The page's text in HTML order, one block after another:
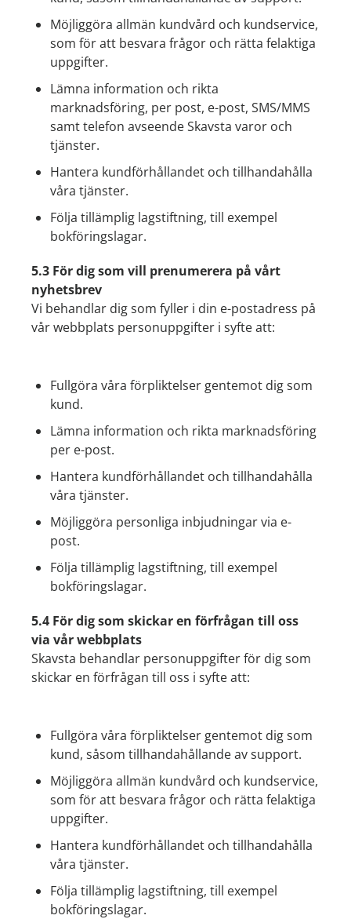
Möjliggöra allmän kundvård och kundservice,
som för att besvara frågor och rätta felaktiga
uppgifter.
Lämna information och rikta
marknadsföring, per post, e-post, SMS/MMS
samt telefon avseende Skavsta varor och
tjänster.
Hantera kundförhållandet och tillhandahålla
våra tjänster.
Följa tillämplig lagstiftning, till exempel
bokföringslagar.
5.3 För dig som vill prenumerera på vårt
nyhetsbrev
Vi behandlar dig som fyller i din e-postadress på
vår webbplats personuppgifter i syfte att:
Fullgöra våra förpliktelser gentemot dig som
kund.
Lämna information och rikta marknadsföring
per e-post.
Hantera kundförhållandet och tillhandahålla
våra tjänster.
Möjliggöra personliga inbjudningar via e-
post.
Följa tillämplig lagstiftning, till exempel
bokföringslagar.
5.4 För dig som skickar en förfrågan till oss
via vår webbplats
Skavsta behandlar personuppgifter för dig som
skickar en förfrågan till oss i syfte att:
Fullgöra våra förpliktelser gentemot dig som
kund, såsom tillhandahållande av support.
Möjliggöra allmän kundvård och kundservice,
som för att besvara frågor och rätta felaktiga
uppgifter.
Hantera kundförhållandet och tillhandahålla
våra tjänster.
Följa tillämplig lagstiftning, till exempel
bokföringslagar.